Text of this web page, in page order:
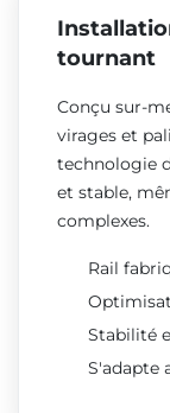
tournant
Conçu sur-
virages et
technologie
et stable,
complexes.
Rail
Stabilité
S'adapte